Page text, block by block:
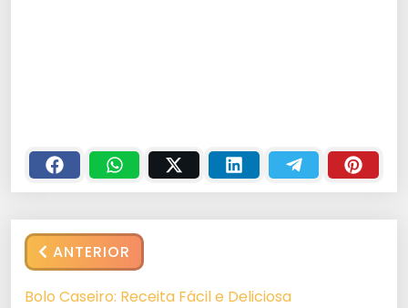
ANTERIOR
Bolo Caseiro: Receita Fácil e Deliciosa